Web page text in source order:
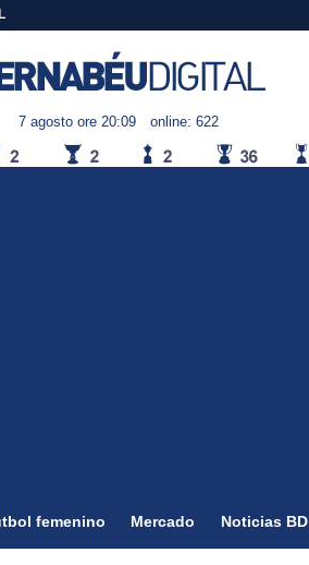
7 agosto ore 20:09 online: 622
femenino Mercado Noticias BD